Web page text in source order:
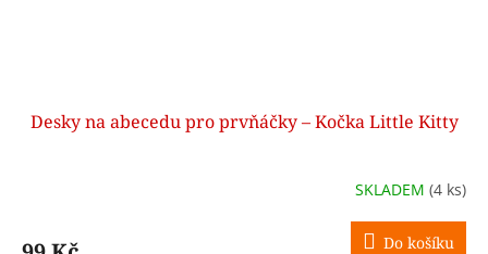
Desky na abecedu pro prvňáčky – Kočka Little Kitty
SKLADEM (4 ks)
Do košíku